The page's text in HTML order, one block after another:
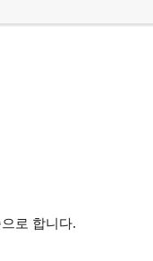
로 합니다.